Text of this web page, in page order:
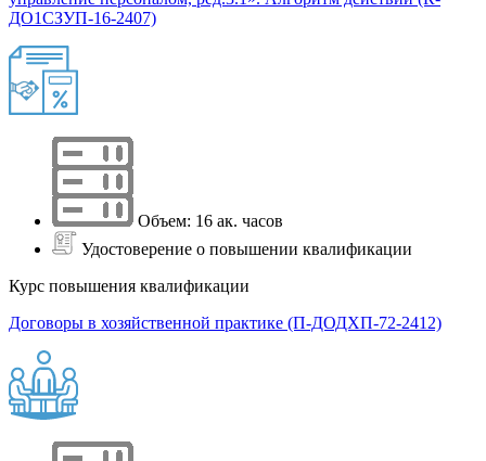
ДО1СЗУП-16-2407)
Объем: 16 ак. часов
Удостоверение о повышении квалификации
Курс повышения квалификации
Договоры в хозяйственной практике (П-ДОДХП-72-2412)